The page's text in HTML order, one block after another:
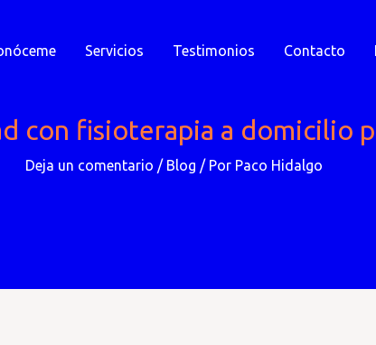
Servicios Testimonios Contacto
con fisioterapia a domicilio
Deja un comentario / Blog / Por Paco Hidalgo